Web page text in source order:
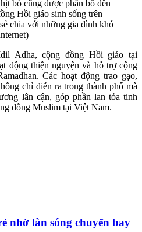
bò cũng được phân bổ đến
Hồi giáo sinh sống trên
chia với những gia đình khó
Adha, cộng đồng Hồi giáo tại
động thiện nguyện và hỗ trợ cộng
Các hoạt động trao gạo,
chỉ diễn ra trong thành phố mà
lân cận, góp phần lan tỏa tinh
đồng Muslim tại Việt Nam.
nhờ làn sóng chuyến bay